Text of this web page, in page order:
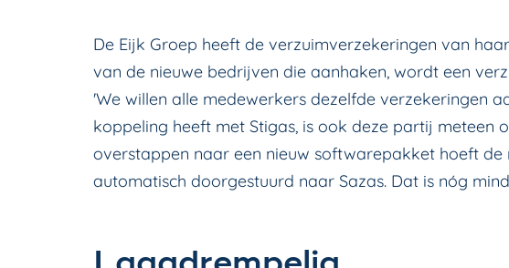
De Eijk Groep heeft de verzuimverzekeringen van
van de nieuwe bedrijven die aanhaken, wordt een
'We willen alle medewerkers dezelfde verzekeringen
koppeling heeft met Stigas, is ook deze partij meteen
overstappen naar een nieuw softwarepakket hoeft
automatisch doorgestuurd naar Sazas. Dat is nóg